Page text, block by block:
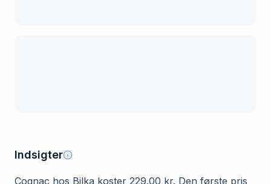
Indsigter
Cognac hos Bilka koster 229.00 kr. Den første pris